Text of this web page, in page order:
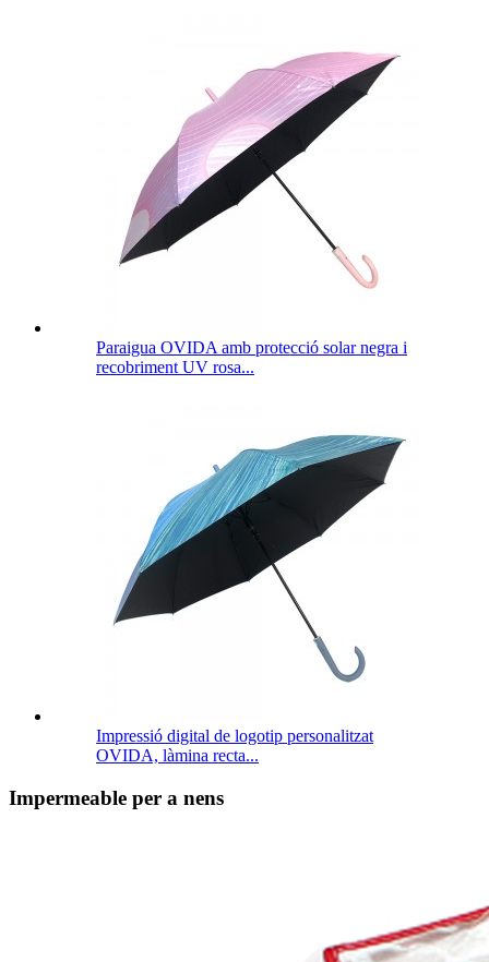
Paraigua OVIDA amb protecció solar negra i
recobriment UV rosa...
Impressió digital de logotip personalitzat
OVIDA, làmina recta...
Impermeable per a nens